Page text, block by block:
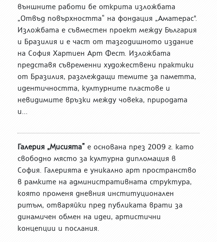
външните работи бе открита изложбата
„Отвъд повърхността“ на фондация „Аматерас".
Изложбата е съвместен проект между България
и Бразилия и е част от тазгодишното издание
на София Хартиен Арт Фест. Изложбата
представя съвременни художествени практики
от Бразилия, разглеждащи темите за паметта,
идентичността, културните пластове и
невидимите връзки между човека, природата
и...
Галерия „Мисията” е основана през 2009 г. като
свободно място за културна дипломация в
София. Галерията е уникално арт пространство
в рамките на административната структура,
която променя дневния институционален
ритъм, отваряйки пред публиката врати за
динамичен обмен на идеи, артистични
концепции и послания.